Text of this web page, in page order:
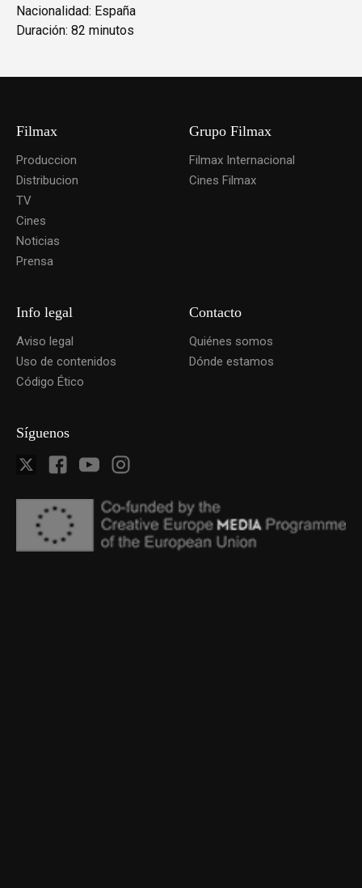
Nacionalidad: España
Duración: 82 minutos
Filmax
Produccion
Distribucion
TV
Cines
Noticias
Prensa
Grupo Filmax
Filmax Internacional
Cines Filmax
Info legal
Aviso legal
Uso de contenidos
Código Ético
Contacto
Quiénes somos
Dónde estamos
Síguenos